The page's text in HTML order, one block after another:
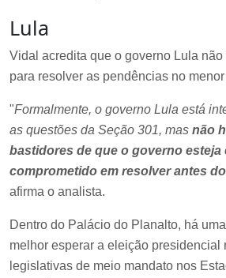
Lula
Vidal acredita que o governo Lula
para resolver as pendências no
"Formalmente, o governo Lula está
as questões da Seção 301, mas não
bastidores de que o governo esteja
comprometido em resolver antes
afirma o analista.
Dentro do Palácio do Planalto, há
melhor esperar a eleição presidencial
legislativas de meio mandato nos